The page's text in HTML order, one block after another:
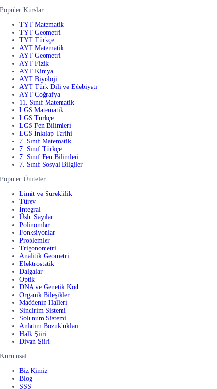
Popüler Kurslar
TYT Matematik
TYT Geometri
TYT Türkçe
AYT Matematik
AYT Geometri
AYT Fizik
AYT Kimya
AYT Biyoloji
AYT Türk Dili ve Edebiyatı
AYT Coğrafya
11. Sınıf Matematik
LGS Matematik
LGS Türkçe
LGS Fen Bilimleri
LGS İnkılap Tarihi
7. Sınıf Matematik
7. Sınıf Türkçe
7. Sınıf Fen Bilimleri
7. Sınıf Sosyal Bilgiler
Popüler Üniteler
Limit ve Süreklilik
Türev
İntegral
Üslü Sayılar
Polinomlar
Fonksiyonlar
Problemler
Trigonometri
Analitik Geometri
Elektrostatik
Dalgalar
Optik
DNA ve Genetik Kod
Organik Bileşikler
Maddenin Halleri
Sindirim Sistemi
Solunum Sistemi
Anlatım Bozuklukları
Halk Şiiri
Divan Şiiri
Kurumsal
Biz Kimiz
Blog
SSS